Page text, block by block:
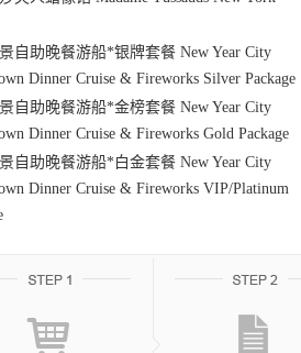
自助晚餐游船*银牌套餐 New Year City
Dinner Cruise & Fireworks Silver Package
自助晚餐游船*金榜套餐 New Year City
Dinner Cruise & Fireworks Gold Package
自助晚餐游船*白金套餐 New Year City
Dinner Cruise & Fireworks VIP/Platinum